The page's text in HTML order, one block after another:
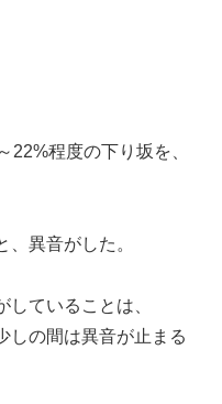
程度の下り坂を、
異音がした。
ていることは、
の間は異音が止まる